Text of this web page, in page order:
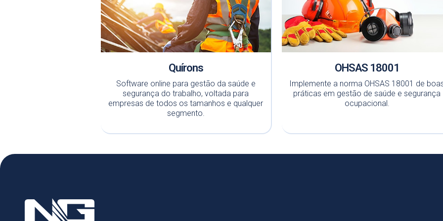
Quírons
Software online para gestão da saúde e
segurança do trabalho, voltada para
empresas de todos os tamanhos e qualquer
segmento.
OHSAS 18001
Implemente a norma OHSAS 18001 de
práticas em gestão de saúde e segurança
ocupacional.